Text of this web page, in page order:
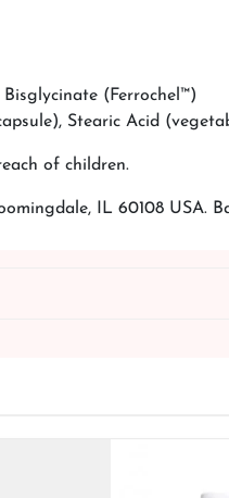
(Ferrochel™)
Stearic Acid
of children.
IL 60108 USA.